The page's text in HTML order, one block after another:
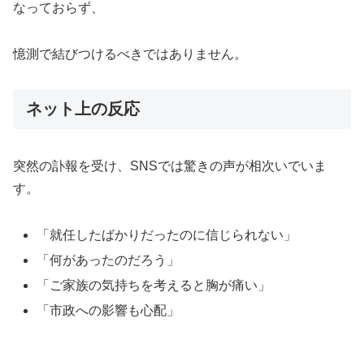
なっておらず、
憶測で結びつけるべきではありません。
ネット上の反応
突然の訃報を受け、SNSでは驚きの声が相次いでいま
す。
「就任したばかりだったのに信じられない」
「何があったのだろう」
「ご家族の気持ちを考えると胸が痛い」
「市政への影響も心配」